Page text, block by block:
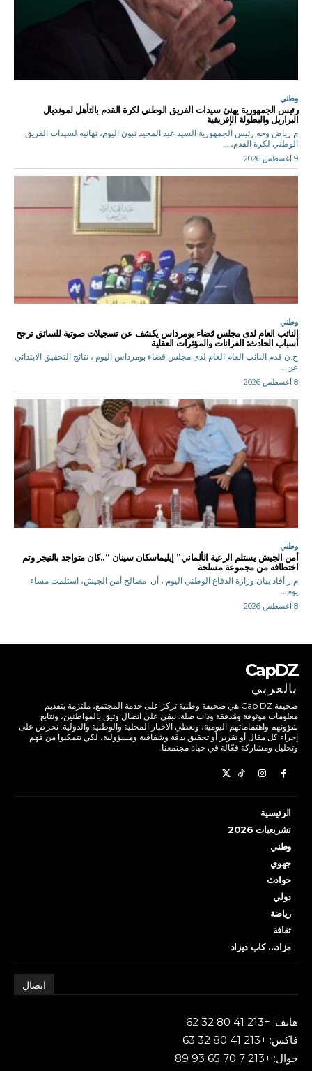
وطني
رئيس الجمهورية يهنئ سيدات الفريق الوطني لكرة القدم بالتأهل لمونديال
البرازيل والبطولة الإفريقية
م.رياض وجه رئيس الجمهورية السيد عبد المجيد تبون اليوم، تهانيه لسيدات الفريق
الوطني لكرة القدم،...
9 أغسطس 2026
وطني
النائب العام لدى مجلس قضاء بومرداس يكشف عن تسجيلات صوتية للسائق ترجح
أسباب الحادث: الفرانات والمؤثرات العقلية
ح.ن قدم النائب العام العام لدى مجلس قضاء بومرداس اليوم ، نتائج التحقيق الابتدائي
عن...
8 أغسطس 2026
وطني
أمن الجيش يستلم الرعية الألماني” إيليماسكان سينان “..كان متواجد بالنيجر وتم
اختطافه من مجموعة مسلحة
م.ر أفاد بيان وزارة الدفاع الوطني اليوم ، أن مصالح أمن الجيش، استلمت مساء
يوم...
8 أغسطس 2026
CapDZ
بالعربي
صحيفة Cap DZ هي صحيفة وطنية تركز على خدمة المجتمع، ملتزمة بتقديم
معلومات موثوقة ومُدققة وذات صلة. نبقى على اتصال وثيق بالمواطنين، ونتابع
شؤونهم واهتماماتهم اليومية، ونغطي الأخبار المحلية والوطنية والدولية. نحرص على
إجراء كل مقال أو تقرير أو تحقيق بدقة وشفافية ومسؤولية، لكي تتمكنوا من فهم
وتحليل ومشاركة فعّالة في حياة مجتمعنا.
الرئيسية
تشريعيات 2026
وطني
جهوي
حوادث
دولي
رياضة
ثقافة
مزاد… كاب ديزاد
اتصال
هاتف: +213 41 80 32 62
فاكس: +213 41 80 32 63
جوال: +213 7 70 65 93 89